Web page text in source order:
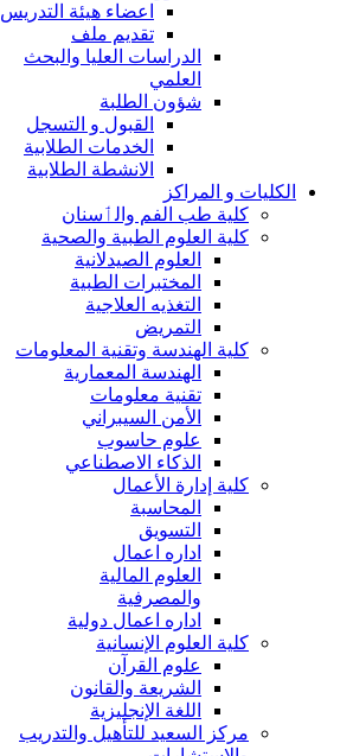
اعضاء هيئة التدريس
تقديم ملف
الدراسات العليا والبحث
العلمي
شؤون الطلبة
القبول و التسجل
الخدمات الطلابية
الانشطة الطلابية
الكليات و المراكز
كلية طب الفم والٲسنان
كلية العلوم الطبية والصحية
العلوم الصيدلانية
المختبرات الطبية
التغذيه العلاجية
التمريض
كلية الهندسة وتقنية المعلومات
الهندسة المعمارية
تقنية معلومات
الأمن السيبراني
علوم حاسوب
الذكاء الاصطناعي
كلية إدارة الأعمال
المحاسبة
التسويق
اداره اعمال
العلوم المالية
والمصرفية
اداره اعمال دولية
كلية العلوم الإنسانية
علوم القرآن
الشريعة والقانون
اللغة الإنجليزية
مركز السعيد للتأهيل والتدريب